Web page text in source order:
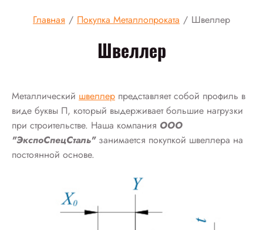
Главная / Покупка Металлопроката / Швеллер
Швеллер
Металлический швеллер представляет собой профиль в
виде буквы П, который выдерживает большие нагрузки
при строительстве. Наша компания ООО
"ЭкспоСпецСталь"занимается покупкой швеллера на
постоянной основе.